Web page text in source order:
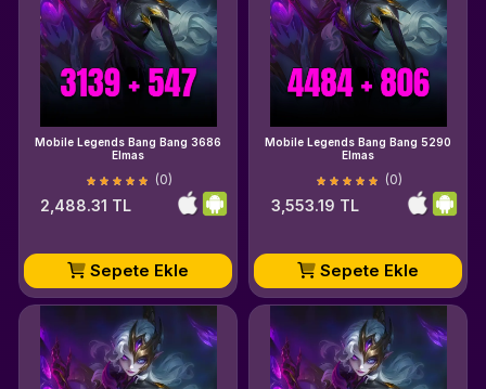
Mobile Legends Bang Bang 3686
Elmas
(0)
2,488.31 TL
Sepete Ekle
Mobile Legends Bang Bang 5290
Elmas
(0)
3,553.19 TL
Sepete Ekle